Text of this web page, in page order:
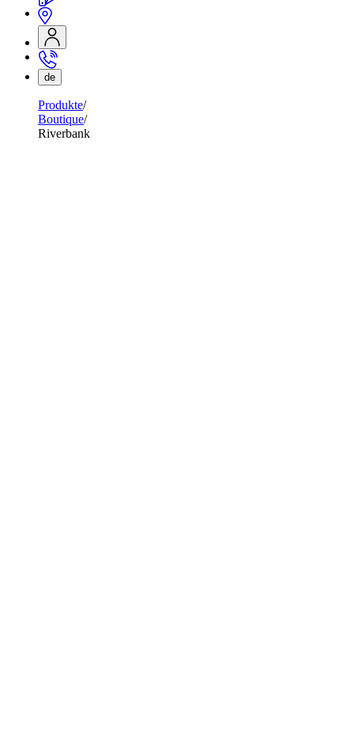
de
Produkte
Boutique
Riverbank